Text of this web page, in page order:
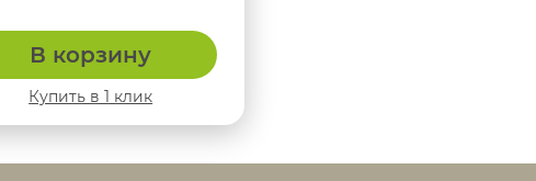
В корзину
Купить в 1 клик